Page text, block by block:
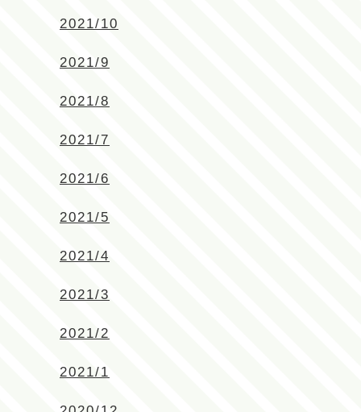
2021/10
2021/9
2021/8
2021/7
2021/6
2021/5
2021/4
2021/3
2021/2
2021/1